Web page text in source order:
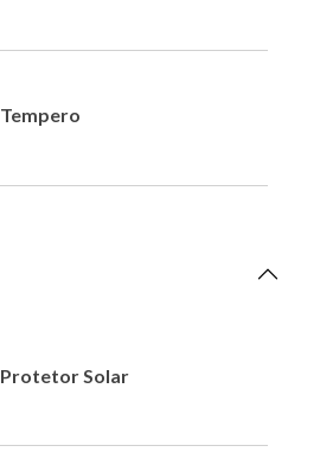
Tempero
Protetor Solar